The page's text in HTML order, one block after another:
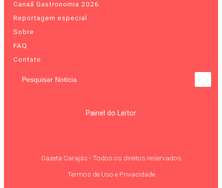
Canaã Gastronomia 2026
Reportagem especial
Sobre
FAQ
Contato
Pesquisar Notícia
Painel do Leitor
Gazeta Carajás - Todos os direitos reservados
Termos de Uso e Privacidade